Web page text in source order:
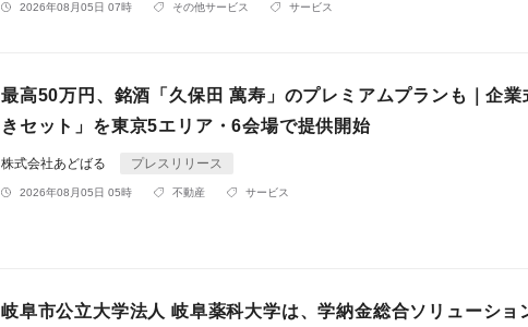
2026年08月05日 07時 その他サービス サービス
最高50万円、銘酒「久保田 萬寿」のプレミアムプランも｜企業
きセット」を東京5エリア・6会場で提供開始
株式会社あどばる プレスリリース
2026年08月05日 05時 不動産 サービス
岐阜市公立大学法人 岐阜薬科大学は、学納金総合ソリューショ